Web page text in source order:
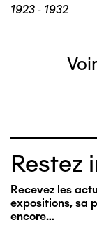
1923 - 1932
Restez
Recevez les
expositions, sa
encore…